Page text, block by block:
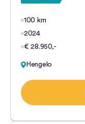
100 km
2024
€ 28.950,-
Hengelo